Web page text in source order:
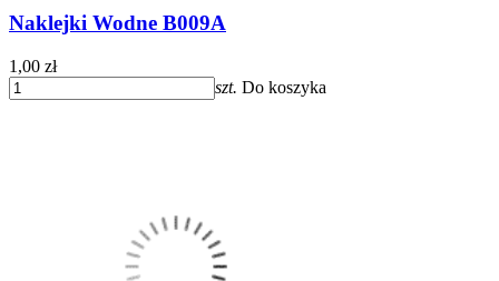
Naklejki Wodne B009A
1,00 zł
szt. Do koszyka